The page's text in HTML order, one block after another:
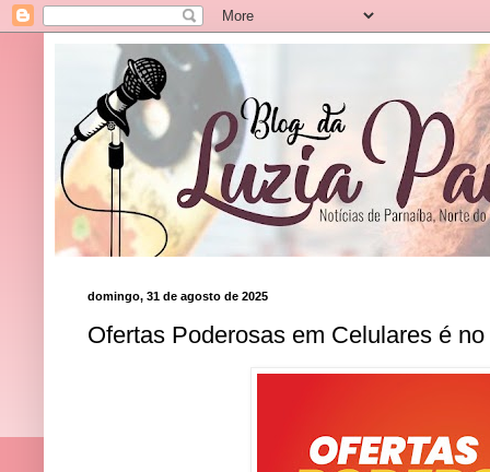
domingo, 31 de agosto de 2025
Ofertas Poderosas em Celulares é